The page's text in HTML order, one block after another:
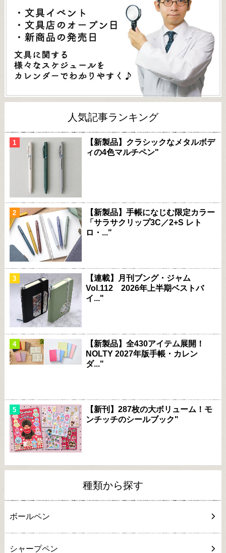
人気記事ランキング
【新製品】クラシックなメタルボデ
ィの4色マルチペン"
【新製品】手帳になじむ限定カラー
「サラサクリップ3C／2+S レト
ロ・..."
【連載】月刊ブング・ジャム
Vol.112 2026年上半期ベストバ
イ..."
【新製品】全430アイテム展開！
NOLTY 2027年版手帳・カレン
ダ..."
【新刊】287枚の大ボリューム！モ
ンチッチのシールブック"
種類から探す
ボールペン
シャープペン